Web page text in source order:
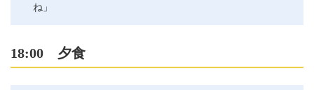
ね」
18:00 夕食